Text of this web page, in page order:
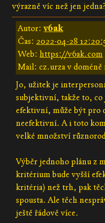
výrazně víc než jen
Autor:v6ak
Čas: 2022-04-28
Web:https://v6ak.com
Mail: cz.urza v
Jo, užitek je
subjektivní, takže to,
efektivní, může být pro
neefektivní. A i toto
velké množství
Výběr jednoho plánu z
kritérium bude vyšší
kritéria) než trh, pak
spousta. Ale těch
ještě řádově více.